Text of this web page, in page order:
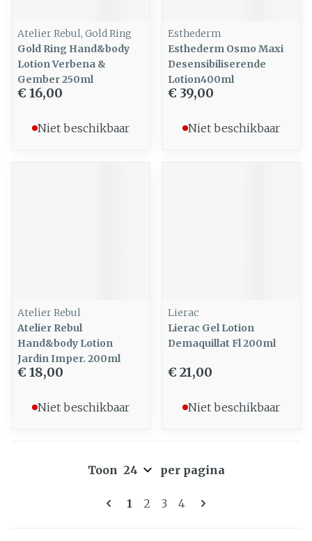
Atelier Rebul, Gold Ring
Gold Ring Hand&body
Lotion Verbena &
Gember 250ml
€ 16,00
Niet beschikbaar
Esthederm
Esthederm Osmo Maxi
Desensibiliserende
Lotion400ml
€ 39,00
Niet beschikbaar
Atelier Rebul
Atelier Rebul
Hand&body Lotion
Jardin Imper. 200ml
€ 18,00
Niet beschikbaar
Lierac
Lierac Gel Lotion
Demaquillat Fl 200ml
€ 21,00
Niet beschikbaar
Pagina's
U lees momenteel pagina
1 Pagina
2 Pagina
3 Pagina
4
Toon per pagina